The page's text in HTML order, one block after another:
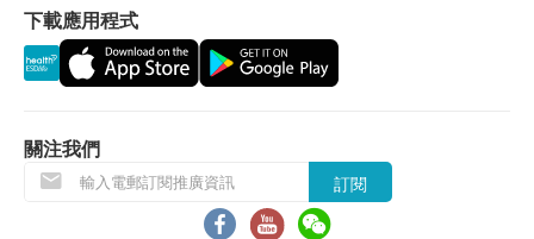
黃原膠（乳化劑）
精油：薄荷（Mentha Arvensis）和甜橙（Citrus
Sinensis）
退換條款：
當顧客收取已訂購之貨品時，有責任檢查貨品是否
有損毀情況，一經確認簽收，恕不接受退換。
或過期退回，供應商有權不受理。
如有其他損壞或遺漏查詢，顧客必須保留有效收據
正本，並於送貨後3個工作天內按下列方式聯絡
下載應用程式
關注我們
訂閱